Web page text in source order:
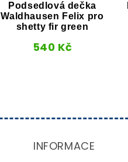
Podsedlová dečka
Waldhausen Felix pro
shetty fir green
540 Kč
INFORMACE